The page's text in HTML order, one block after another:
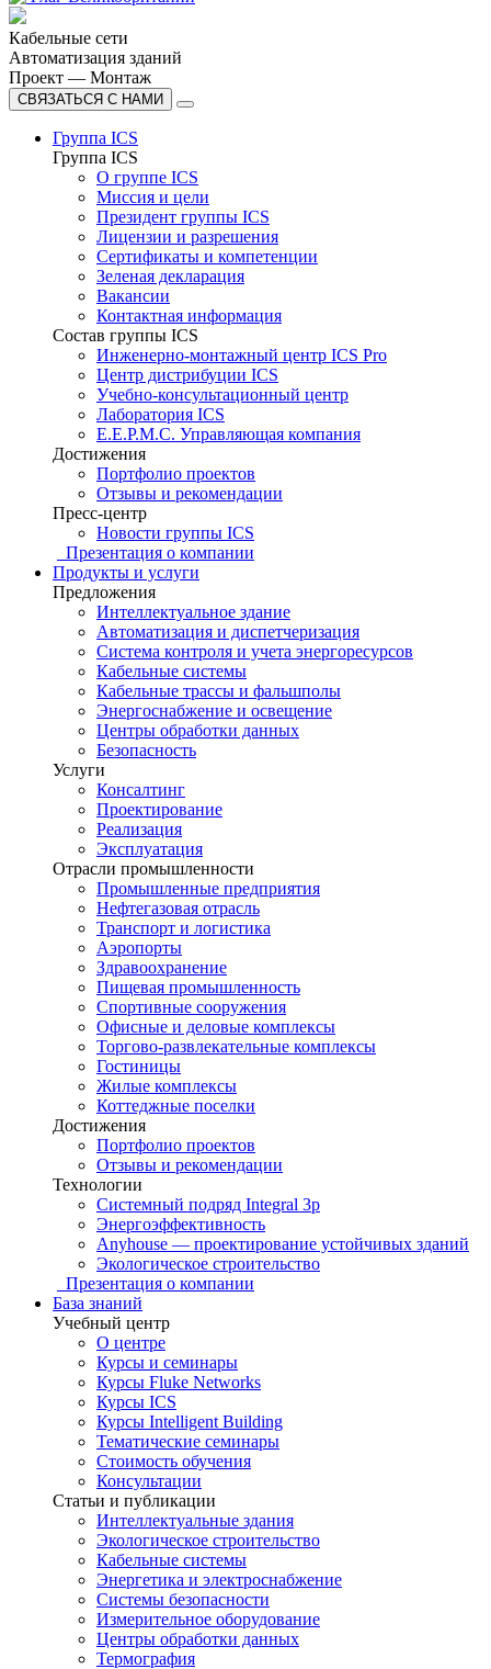
Кабельные сети
Автоматизация зданий
Проект — Монтаж
СВЯЗАТЬСЯ С НАМИ
Группа ICS
Группа ICS
О группе ICS
Миссия и цели
Президент группы ICS
Лицензии и разрешения
Сертификаты и компетенции
Зеленая декларация
Вакансии
Контактная информация
Состав группы ICS
Инженерно-монтажный центр ICS Pro
Центр дистрибуции ICS
Учебно-консультационный центр
Лаборатория ICS
E.E.P.M.C. Управляющая компания
Достижения
Портфолио проектов
Отзывы и рекомендации
Пресс-центр
Новости группы ICS
Презентация о компании
Продукты и услуги
Предложения
Интеллектуальное здание
Автоматизация и диспетчеризация
Система контроля и учета энергоресурсов
Кабельные системы
Кабельные трассы и фальшполы
Энергоснабжение и освещение
Центры обработки данных
Безопасность
Услуги
Консалтинг
Проектирование
Реализация
Эксплуатация
Отрасли промышленности
Промышленные предприятия
Нефтегазовая отрасль
Транспорт и логистика
Аэропорты
Здравоохранение
Пищевая промышленность
Спортивные сооружения
Офисные и деловые комплексы
Торгово-развлекательные комплексы
Гостиницы
Жилые комплексы
Коттеджные поселки
Достижения
Портфолио проектов
Отзывы и рекомендации
Технологии
Системный подряд Integral 3p
Энергоэффективность
Anyhouse — проектирование устойчивых зданий
Экологическое строительство
Презентация о компании
База знаний
Учебный центр
О центре
Курсы и семинары
Курсы Fluke Networks
Курсы ICS
Курсы Intelligent Building
Тематические семинары
Стоимость обучения
Консультации
Статьи и публикации
Интеллектуальные здания
Экологическое строительство
Кабельные системы
Энергетика и электроснабжение
Системы безопасности
Измерительное оборудование
Центры обработки данных
Термография